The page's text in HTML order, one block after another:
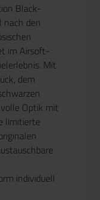
Black-
nach den
im Airsoft-
Mit
dem
Optik mit
limitierte
individuell